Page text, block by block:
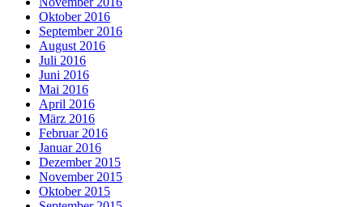
Oktober 2016
September 2016
August 2016
Juli 2016
Juni 2016
Mai 2016
April 2016
März 2016
Februar 2016
Januar 2016
Dezember 2015
November 2015
Oktober 2015